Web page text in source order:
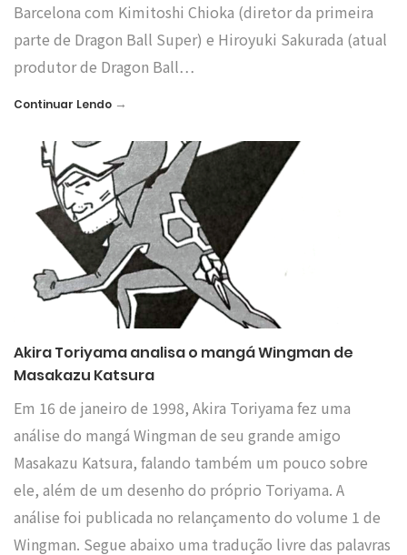
Barcelona com Kimitoshi Chioka (diretor da primeira
parte de Dragon Ball Super) e Hiroyuki Sakurada (atual
produtor de Dragon Ball…
Continuar Lendo →
Akira Toriyama analisa o mangá Wingman de
Masakazu Katsura
Em 16 de janeiro de 1998, Akira Toriyama fez uma
análise do mangá Wingman de seu grande amigo
Masakazu Katsura, falando também um pouco sobre
ele, além de um desenho do próprio Toriyama. A
análise foi publicada no relançamento do volume 1 de
Wingman. Segue abaixo uma tradução livre das palavras